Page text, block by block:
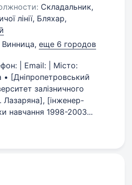
Складальник,
лінії, Бляхар,
Винница, еще 6 городов
| Email: | Місто:
• [Дніпропетровський
залізничного
Лазаряна], [інженер-
навчання 1998-2003...